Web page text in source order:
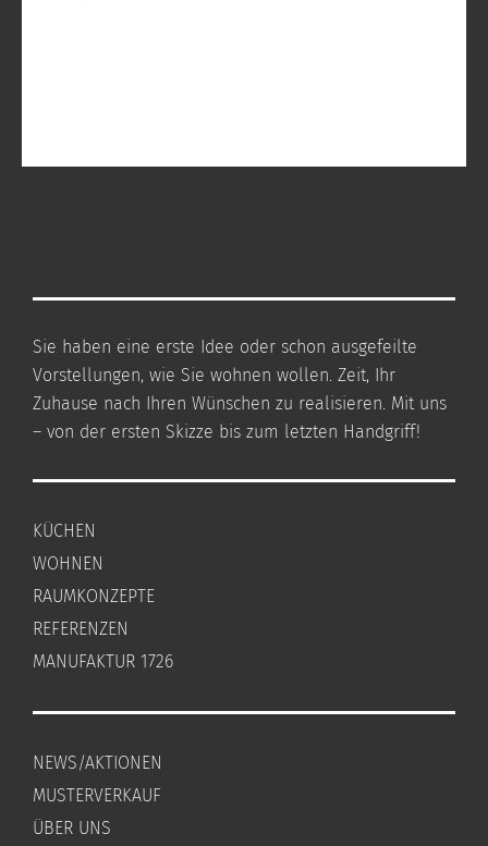
Sie haben eine erste Idee oder schon ausgefeilte
Vorstellungen, wie Sie wohnen wollen. Zeit, Ihr
Zuhause nach Ihren Wünschen zu realisieren. Mit uns
– von der ersten Skizze bis zum letzten Handgriff!
KÜCHEN
WOHNEN
RAUMKONZEPTE
REFERENZEN
MANUFAKTUR 1726
NEWS/AKTIONEN
MUSTERVERKAUF
ÜBER UNS